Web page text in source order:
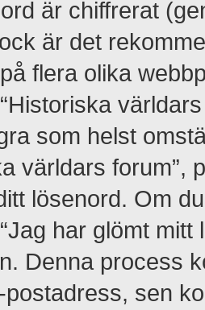
är chiffrerat
är det
flera olika
som helst
världars forum”,
lösenord. Om
har glömt
Denna process
postadress, sen